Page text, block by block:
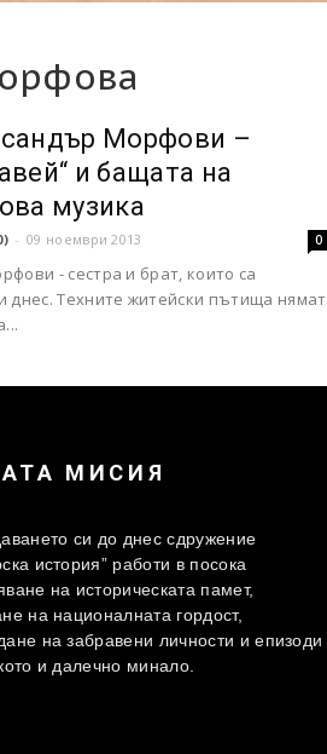
Морфови –
и бащата на
музика
- 09 ноември 2013 0
- сестра и брат, които са
днес. Техните житейски пътища нямат
МИСИЯ
си до днес сдружение
история” работи в посока
на историческата памет,
на националната гордост,
на забравени личности и епизоди
и далечно минало.